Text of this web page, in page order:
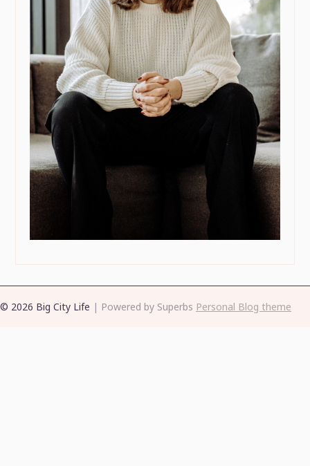
© 2026 Big City Life | Powered by Superbs Personal Blog theme